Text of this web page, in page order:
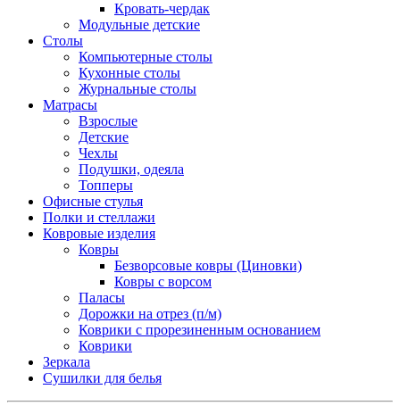
Кровать-чердак
Модульные детские
Столы
Компьютерные столы
Кухонные столы
Журнальные столы
Матрасы
Взрослые
Детские
Чехлы
Подушки, одеяла
Топперы
Офисные стулья
Полки и стеллажи
Ковровые изделия
Ковры
Безворсовые ковры (Циновки)
Ковры с ворсом
Паласы
Дорожки на отрез (п/м)
Коврики с прорезиненным основанием
Коврики
Зеркала
Сушилки для белья